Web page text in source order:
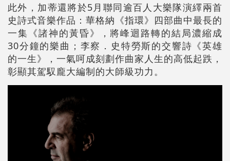
此外，加蒂還將於5月聯同逾百人大樂隊演繹兩首
史詩式音樂作品：華格納《指環》四部曲中最長的
一集《諸神的黃昏》，將峰迴路轉的結局濃縮成
30分鐘的樂曲；李察．史特勞斯的交響詩《英雄
的一生》，一氣呵成刻劃作曲家人生的高低起跌，
彰顯其駕馭龐大編制的大師級功力。